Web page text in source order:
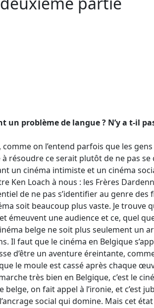
un problème de langue ? N’y a t-il
comme on l’entend parfois que les
résoudre ce serait plutôt de ne pas
un cinéma intimiste et un cinéma
Ken Loach à nous : les Frères
de ne pas s’identifier au genre
soit beaucoup plus vaste. Je trouve
émeuvent une audience et ce, quel
belge ne soit plus seulement un
Il faut que le cinéma en Belgique
d’être un aventure éreintante,
le moule est cassé après chaque
très bien en Belgique, c’est le
on fait appel à l’ironie, et c’est
l’ancrage social qui domine. Mais cet